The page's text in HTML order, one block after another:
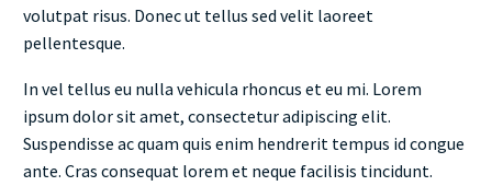
volutpat risus. Donec ut tellus sed velit laoreet
pellentesque.
In vel tellus eu nulla vehicula rhoncus et eu mi. Lorem
ipsum dolor sit amet, consectetur adipiscing elit.
Suspendisse ac quam quis enim hendrerit tempus id congue
ante. Cras consequat lorem et neque facilisis tincidunt.